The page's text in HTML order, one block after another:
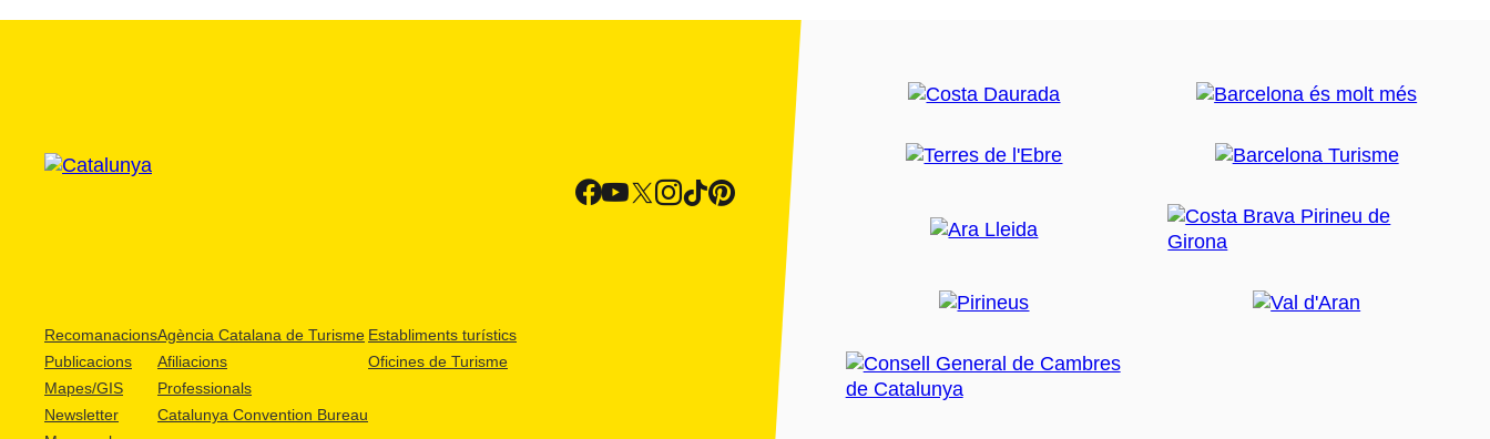
Recomanacions
Publicacions
Mapes/GIS
Newsletter
Agència Catalana de Turisme
Afiliacions
Professionals
Catalunya Convention Bureau
Establiments turístics
Oficines de Turisme